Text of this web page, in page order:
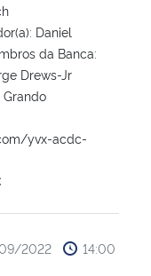
Daniel
da Banca:
Drews-Jr
Grando
yvx-acdc-
2022 14:00